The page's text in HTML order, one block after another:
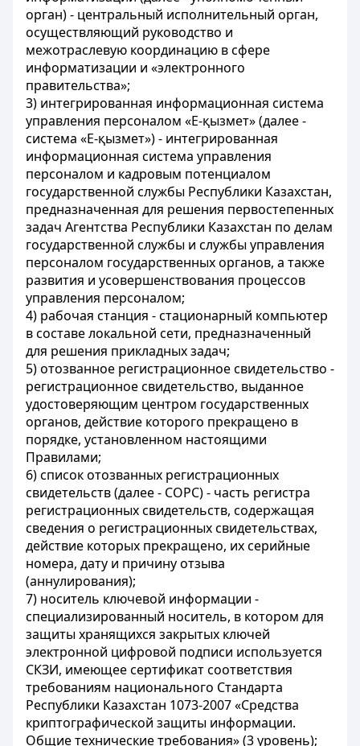
орган) - центральный исполнительный орган,
осуществляющий руководство и
межотраслевую координацию в сфере
информатизации и «электронного
правительства»;
3) интегрированная информационная система
управления персоналом «Е-қызмет» (далее -
система «Е-қызмет») - интегрированная
информационная система управления
персоналом и кадровым потенциалом
государственной службы Республики Казахстан,
предназначенная для решения первостепенных
задач Агентства Республики Казахстан по делам
государственной службы и службы управления
персоналом государственных органов, а также
развития и усовершенствования процессов
управления персоналом;
4) рабочая станция - стационарный компьютер
в составе локальной сети, предназначенный
для решения прикладных задач;
5) отозванное регистрационное свидетельство -
регистрационное свидетельство, выданное
удостоверяющим центром государственных
органов, действие которого прекращено в
порядке, установленном настоящими
Правилами;
6) список отозванных регистрационных
свидетельств (далее - СОРС) - часть регистра
регистрационных свидетельств, содержащая
сведения о регистрационных свидетельствах,
действие которых прекращено, их серийные
номера, дату и причину отзыва
(аннулирования);
7) носитель ключевой информации -
специализированный носитель, в котором для
защиты хранящихся закрытых ключей
электронной цифровой подписи используется
СКЗИ, имеющее сертификат соответствия
требованиям национального Стандарта
Республики Казахстан 1073-2007 «Средства
криптографической защиты информации.
Общие технические требования» (3 уровень);